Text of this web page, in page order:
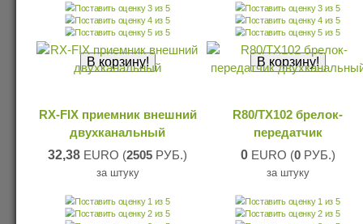
RX-FIX приемник внешний
двухканальный
32,38 EURO (2505 РУБ.)
за штуку
R80/TX102 брелок-
передатчик
0EURO (0РУБ.)
за штуку